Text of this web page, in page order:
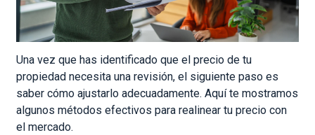
Una vez que has identificado que el precio de tu
propiedad necesita una revisión, el siguiente paso es
saber cómo ajustarlo adecuadamente. Aquí te mostramos
algunos métodos efectivos para realinear tu precio con
el mercado.